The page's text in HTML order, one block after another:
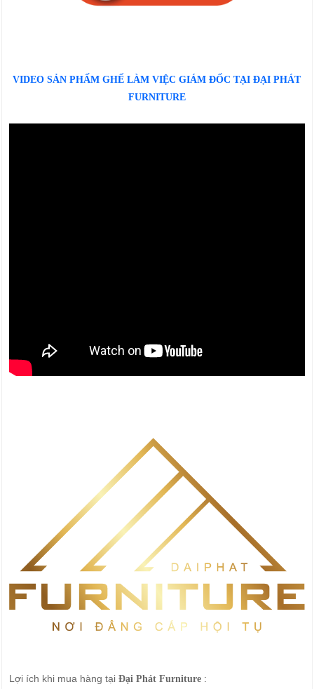
VIDEO SẢN PHẤM GHẾ LÀM VIỆC GIÁM ĐỐC TẠI ĐẠI PHÁT
FURNITURE
Lợi ích khi mua hàng tạiĐại Phát Furniture :